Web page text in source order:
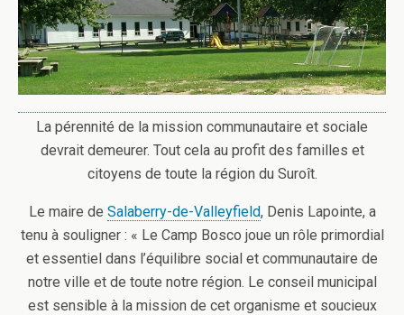
La pérennité de la mission communautaire et sociale
devrait demeurer. Tout cela au profit des familles et
citoyens de toute la région du Suroît.
Le maire de Salaberry-de-Valleyfield, Denis Lapointe, a
tenu à souligner : « Le Camp Bosco joue un rôle primordial
et essentiel dans l’équilibre social et communautaire de
notre ville et de toute notre région. Le conseil municipal
est sensible à la mission de cet organisme et soucieux